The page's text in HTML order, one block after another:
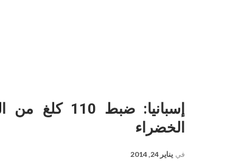
الخضراء
في يناير 24, 2014